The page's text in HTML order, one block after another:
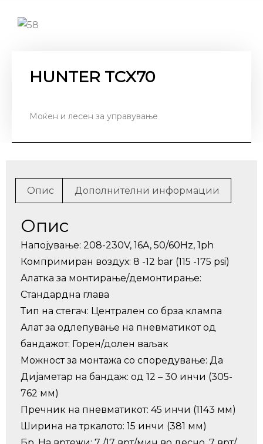
HUNTER TCX70
Моќен и лесен за управување
Опис Дополнителни информации
Опис
Напојување: 208-230V, 16A, 50/60Hz, 1ph
Компримиран воздух: 8 -12 bar (115 -175 psi)
Алатка за монтирање/демонтирање:
Стандардна глава
Тип на стегач: Централен со брза клампа
Алат за одлепување на пневматикот од
бандажот: Горен/долен ваљак
Можност за монтажа со споредување: Да
Дијаметар на бандаж: од 12 – 30 инчи (305-
762 мм)
Пречник на пневматикот: 45 инчи (1143 мм)
Ширина на тркалото: 15 инчи (381 мм)